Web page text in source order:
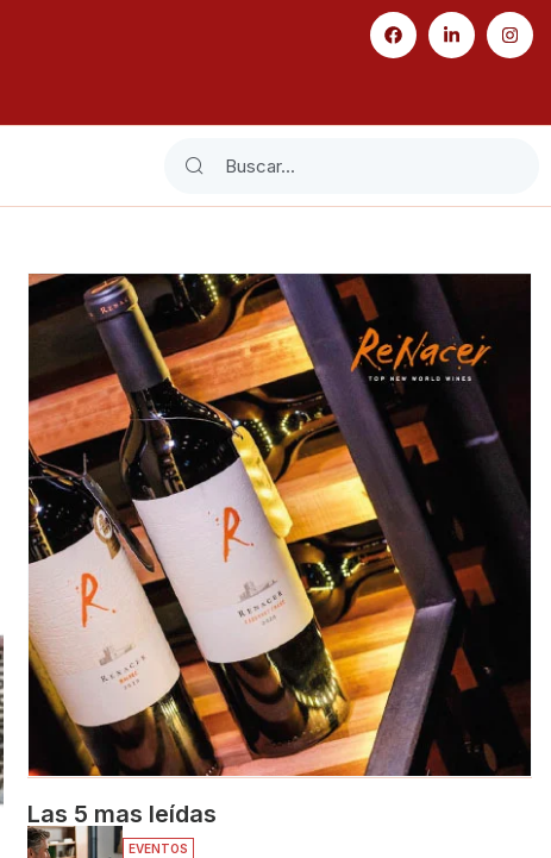
Las 5 mas leídas
EVENTOS